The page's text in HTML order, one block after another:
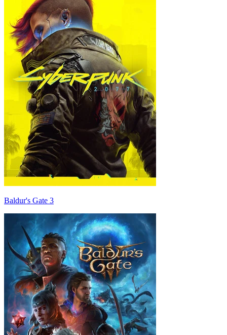
Baldur's Gate 3